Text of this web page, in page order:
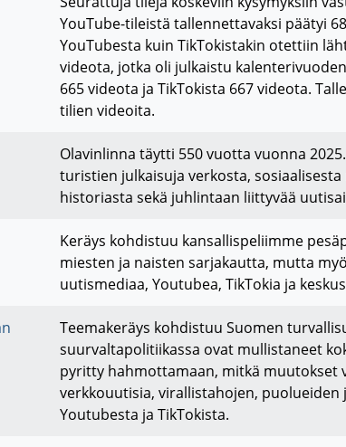
YouTube-tileistä tallennettavaksi päätyi
YouTubesta kuin TikTokistakin otettiin
videota, jotka oli julkaistu
665 videota ja TikTokista 667 videota.
tilien videoita.
Olavinlinna täytti 550 vuotta vuonna
turistien julkaisuja verkosta,
historiasta sekä juhlintaan liittyvää
Keräys kohdistuu kansallispeliimme
miesten ja naisten sarjakautta, mutta
uutismediaa, Youtubea, TikTokia ja
Teemakeräys kohdistuu Suomen
suurvaltapolitiikassa ovat mullistaneet
pyritty hahmottamaan, mitkä muutokset
verkkouutisia, virallistahojen, puolueiden
Youtubesta ja TikTokista.